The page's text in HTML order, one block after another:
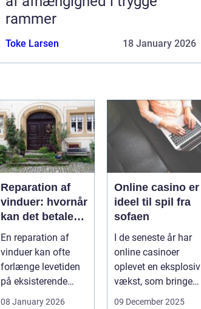
rammer
Toke Larsen 18 January 2026
Reparation af
vinduer: hvornår
kan det betale
sig?
En reparation af
vinduer kan ofte
forlænge levetiden
på eksisterende
08 January 2026
Online casino er
ideel til spil fra
sofaen
I de seneste år har
online casinoer
oplevet en eksplosiv
vækst, som bringer
spændi...
09 December 2025